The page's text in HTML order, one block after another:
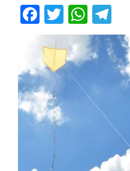
F
a
c
e
b
o
o
T
wi
tt
er
W
h
at
A
p
el
e
gr
a